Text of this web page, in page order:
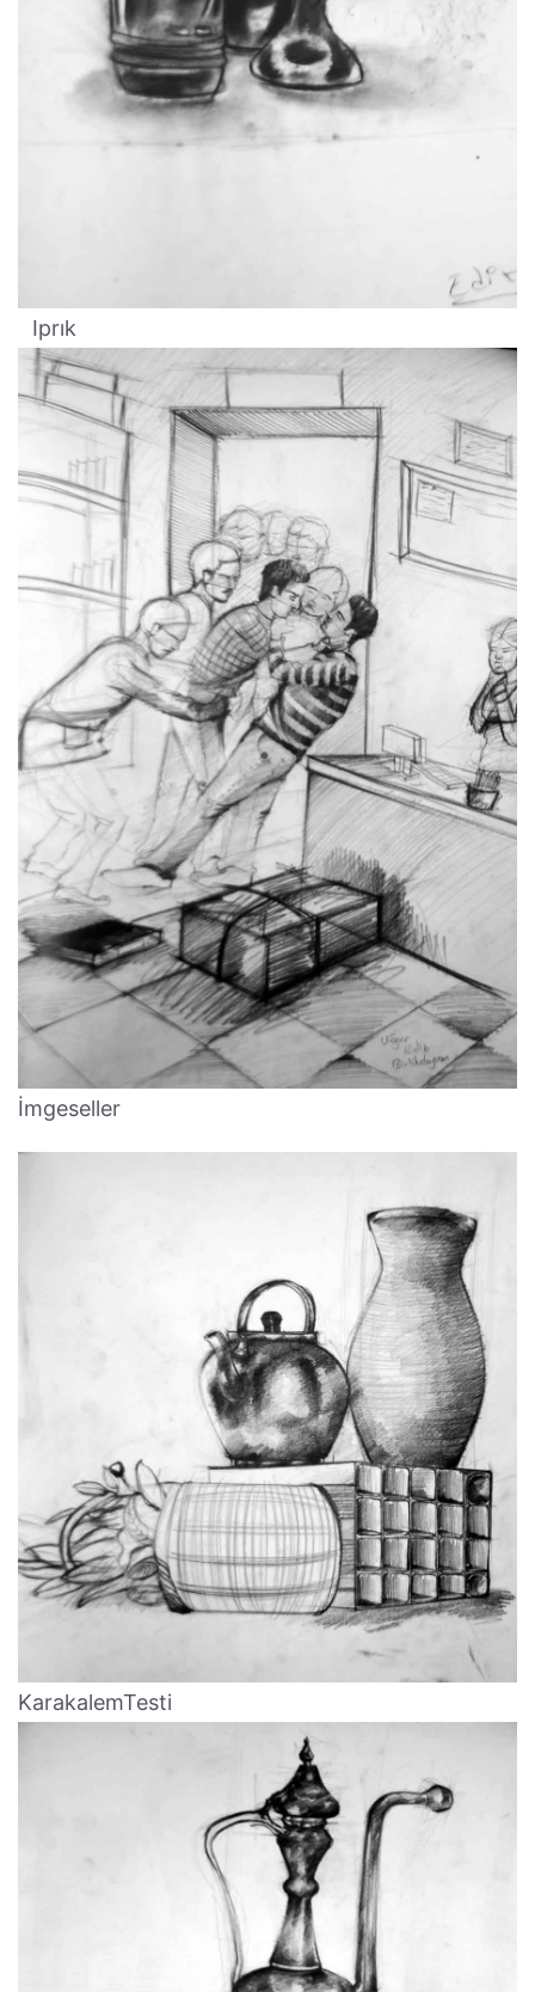
Iprık
İmgeseller
KarakalemTesti